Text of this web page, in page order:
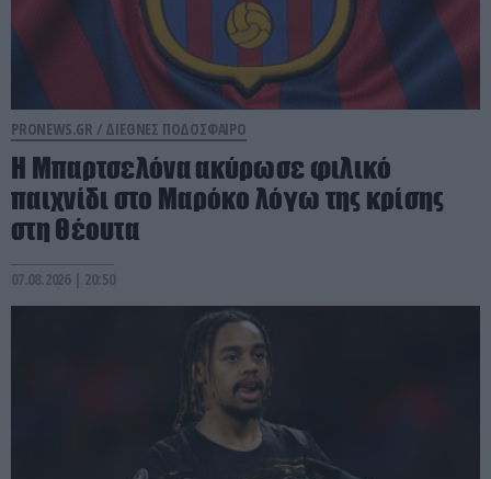
PRONEWS.GR / ΔΙΕΘΝΕΣ ΠΟΔΟΣΦΑΙΡΟ
Η Μπαρτσελόνα ακύρωσε φιλικό
παιχνίδι στο Μαρόκο λόγω της κρίσης
στη Θέουτα
07.08.2026 | 20:50